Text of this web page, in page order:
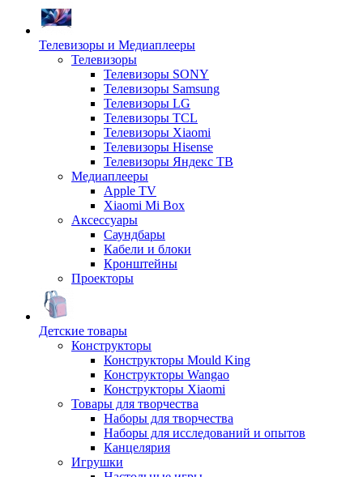
Телевизоры и Медиаплееры
Телевизоры
Телевизоры SONY
Телевизоры Samsung
Телевизоры LG
Телевизоры TCL
Телевизоры Xiaomi
Телевизоры Hisense
Телевизоры Яндекс ТВ
Медиаплееры
Apple TV
Xiaomi Mi Box
Аксессуары
Саундбары
Кабели и блоки
Кронштейны
Проекторы
Детские товары
Конструкторы
Конструкторы Mould King
Конструкторы Wangao
Конструкторы Xiaomi
Товары для творчества
Наборы для творчества
Наборы для исследований и опытов
Канцелярия
Игрушки